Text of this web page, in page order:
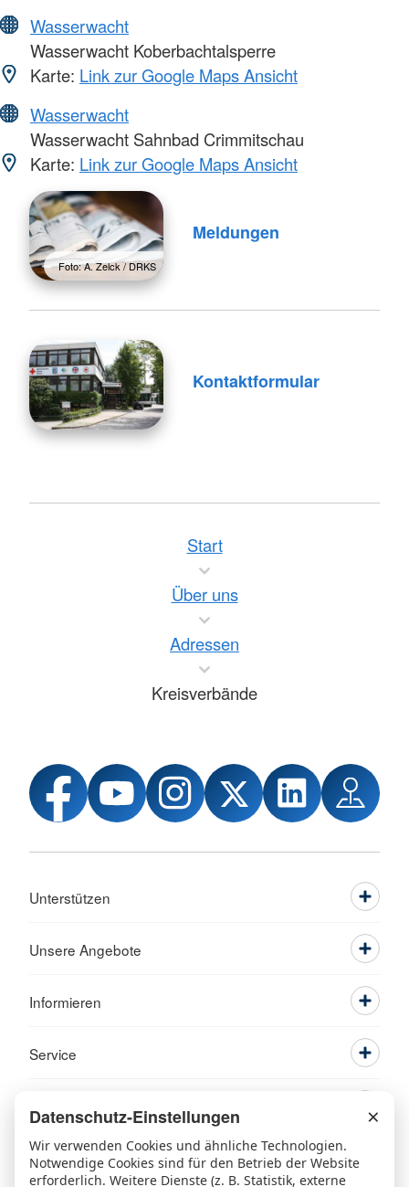
Wasserwacht
Wasserwacht Koberbachtalsperre
Karte: Link zur Google Maps Ansicht
Wasserwacht
Wasserwacht Sahnbad Crimmitschau
Karte: Link zur Google Maps Ansicht
Foto: A. Zelck / DRKS
Meldungen
Kontaktformular
Start
Über uns
Adressen
Kreisverbände
Unterstützen
Unsere Angebote
Informieren
Service
Datenschutz-Einstellungen ×
Wir verwenden Cookies und ähnliche Technologien.
Notwendige Cookies sind für den Betrieb der Website
erforderlich. Weitere Dienste (z. B. Statistik, externe